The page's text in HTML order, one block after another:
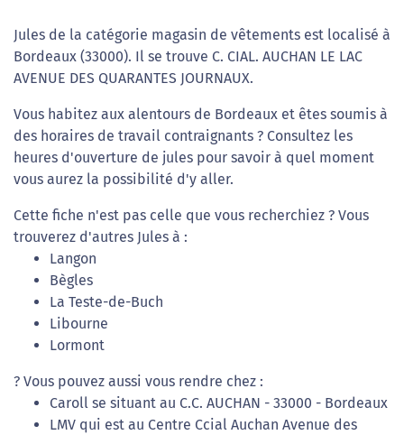
Jules de la catégorie magasin de vêtements est localisé à
Bordeaux (33000). Il se trouve C. CIAL. AUCHAN LE LAC
AVENUE DES QUARANTES JOURNAUX.
Vous habitez aux alentours de Bordeaux et êtes soumis à
des horaires de travail contraignants ? Consultez les
heures d'ouverture de jules pour savoir à quel moment
vous aurez la possibilité d'y aller.
Cette fiche n'est pas celle que vous recherchiez ? Vous
trouverez d'autres Jules à :
Langon
Bègles
La Teste-de-Buch
Libourne
Lormont
? Vous pouvez aussi vous rendre chez :
Caroll se situant au C.C. AUCHAN - 33000 - Bordeaux
LMV qui est au Centre Ccial Auchan Avenue des